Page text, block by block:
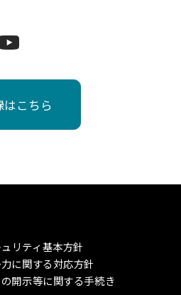
こちら
リティ基本方針
に関する対応方針
開示等に関する手続き